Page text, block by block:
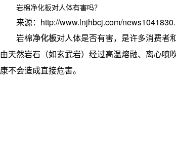
岩棉净化板对人体有害吗？
来源：http://www.lnjhbcj.com/
岩棉净化板对人体是否有害，是许多消费者
由天然岩石（如玄武岩）经过高温熔融、离心
康不会造成直接危害。